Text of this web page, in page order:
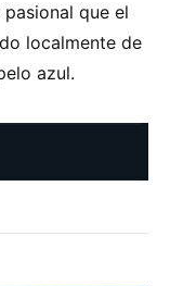
que el
localmente de
azul.